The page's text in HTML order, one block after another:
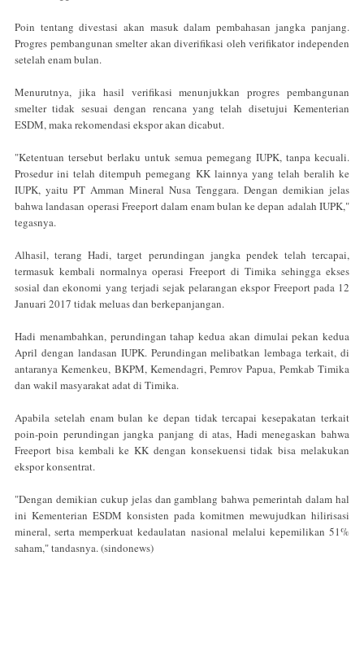
Poin tentang divestasi akan masuk dalam pembahasan jangka panjang.
Progres pembangunan smelter akan diverifikasi oleh verifikator independen
setelah enam bulan.
Menurutnya, jika hasil verifikasi menunjukkan progres pembangunan
smelter tidak sesuai dengan rencana yang telah disetujui Kementerian
ESDM, maka rekomendasi ekspor akan dicabut.
"Ketentuan tersebut berlaku untuk semua pemegang IUPK, tanpa kecuali.
Prosedur ini telah ditempuh pemegang KK lainnya yang telah beralih ke
IUPK, yaitu PT Amman Mineral Nusa Tenggara.‎ Dengan demikian jelas
bahwa landasan operasi Freeport dalam enam bulan ke depan adalah IUPK,"
tegasnya.
Alhasil, terang Hadi, target perundingan jangka pendek telah tercapai,
termasuk kembali normalnya operasi Freeport di Timika sehingga ekses
sosial dan ekonomi yang terjadi sejak pelarangan ekspor Freeport pada 12
Januari 2017 tidak meluas dan berkepanjangan.
Hadi menambahkan, perundingan tahap kedua akan dimulai pekan kedua
April dengan landasan IUPK. Perundingan melibatkan lembaga terkait, di
antaranya Kemenkeu, BKPM, Kemendagri, Pemrov Papua, Pemkab Timika
dan wakil masyarakat adat di Timika.
Apabila setelah enam bulan ke depan tidak tercapai kesepakatan terkait
poin-poin perundingan jangka panjang di atas, Hadi menegaskan bahwa
Freeport bisa kembali ke KK dengan konsekuensi tidak bisa melakukan
ekspor konsentrat.
"Dengan demikian cukup jelas dan gamblang bahwa pemerintah dalam hal
ini Kementerian ESDM konsisten pada komitmen mewujudkan hilirisasi
mineral, serta memperkuat kedaulatan nasional melalui kepemilikan 51%
saham," tandasnya. (sindonews)